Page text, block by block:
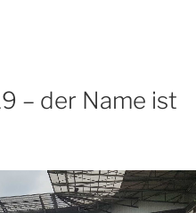
– der Name ist